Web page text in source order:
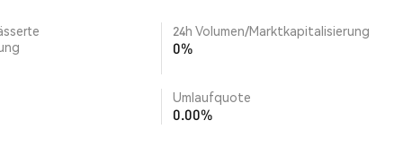
24h Volumen/Marktkapitalisierung
0%
Umlaufquote
0.00%